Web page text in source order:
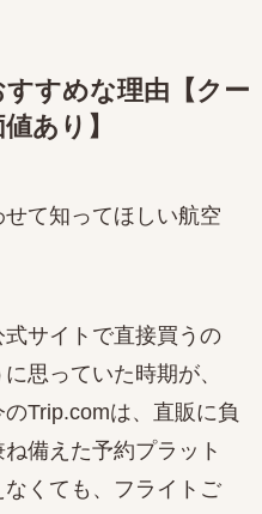
すめな理由【クー
あり】
て知ってほしい航空
式サイトで直接買うの
思っていた時期が、
Trip.comは、直販に負
備えた予約プラット
くても、フライトご